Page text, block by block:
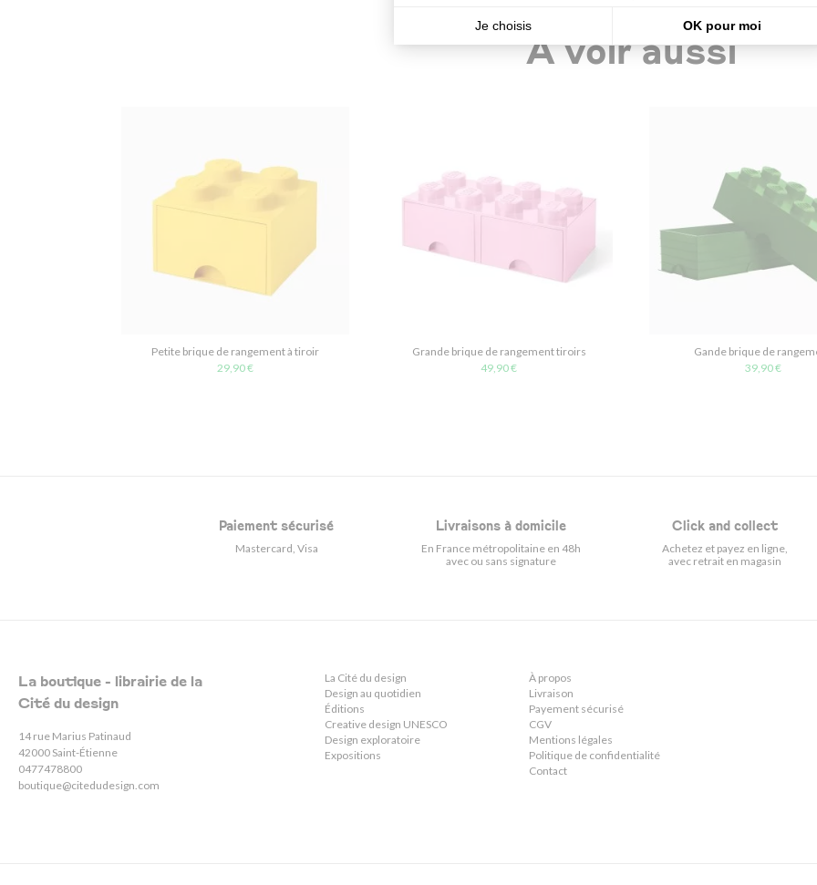
A voir aussi
Petite brique de rangement à tiroir
29,90 €
Grande brique de rangement tiroirs
49,90 €
Gande brique de
39,90 €
Paiement sécurisé
Mastercard, Visa
Livraisons à domicile
En France métropolitaine en 48h
avec ou sans signature
Click and collect
Achetez et payez en ligne,
avec retrait en magasin
La boutique - librairie de la
Cité du design
14 rue Marius Patinaud
42000 Saint-Étienne
0477478800
boutique@citedudesign.com
La Cité du design
Design au quotidien
Éditions
Creative design UNESCO
Design exploratoire
Expositions
À propos
Livraison
Payement sécurisé
CGV
Mentions légales
Politique de confidentialité
Contact